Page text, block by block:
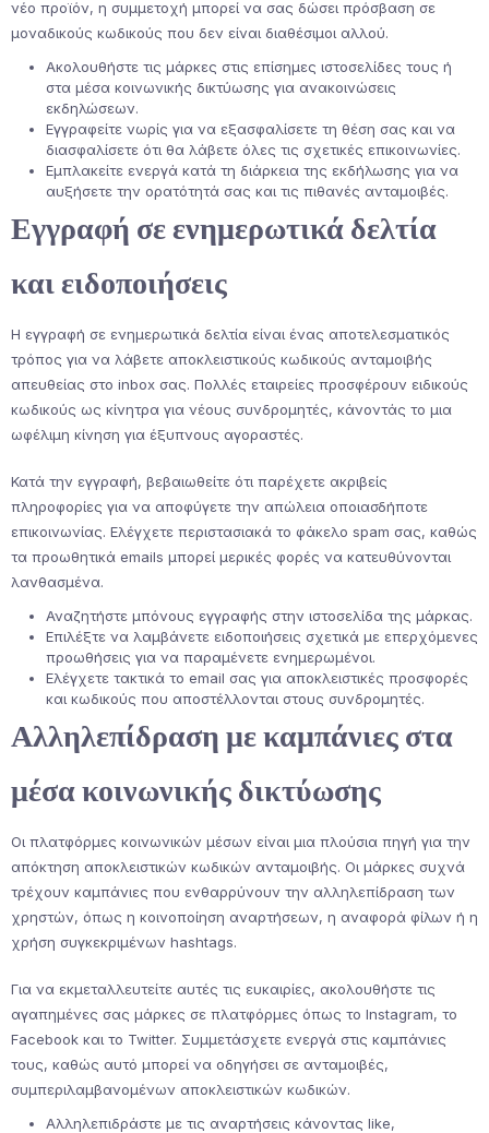
νέο προϊόν, η συμμετοχή μπορεί να σας δώσει πρόσβαση σε
μοναδικούς κωδικούς που δεν είναι διαθέσιμοι αλλού.
Ακολουθήστε τις μάρκες στις επίσημες ιστοσελίδες τους ή
στα μέσα κοινωνικής δικτύωσης για ανακοινώσεις
εκδηλώσεων.
Εγγραφείτε νωρίς για να εξασφαλίσετε τη θέση σας και να
διασφαλίσετε ότι θα λάβετε όλες τις σχετικές επικοινωνίες.
Εμπλακείτε ενεργά κατά τη διάρκεια της εκδήλωσης για να
αυξήσετε την ορατότητά σας και τις πιθανές ανταμοιβές.
Εγγραφή σε ενημερωτικά δελτία
και ειδοποιήσεις
Η εγγραφή σε ενημερωτικά δελτία είναι ένας αποτελεσματικός
τρόπος για να λάβετε αποκλειστικούς κωδικούς ανταμοιβής
απευθείας στο inbox σας. Πολλές εταιρείες προσφέρουν ειδικούς
κωδικούς ως κίνητρα για νέους συνδρομητές, κάνοντάς το μια
ωφέλιμη κίνηση για έξυπνους αγοραστές.
Κατά την εγγραφή, βεβαιωθείτε ότι παρέχετε ακριβείς
πληροφορίες για να αποφύγετε την απώλεια οποιασδήποτε
επικοινωνίας. Ελέγχετε περιστασιακά το φάκελο spam σας, καθώς
τα προωθητικά emails μπορεί μερικές φορές να κατευθύνονται
λανθασμένα.
Αναζητήστε μπόνους εγγραφής στην ιστοσελίδα της μάρκας.
Επιλέξτε να λαμβάνετε ειδοποιήσεις σχετικά με επερχόμενες
προωθήσεις για να παραμένετε ενημερωμένοι.
Ελέγχετε τακτικά το email σας για αποκλειστικές προσφορές
και κωδικούς που αποστέλλονται στους συνδρομητές.
Αλληλεπίδραση με καμπάνιες στα
μέσα κοινωνικής δικτύωσης
Οι πλατφόρμες κοινωνικών μέσων είναι μια πλούσια πηγή για την
απόκτηση αποκλειστικών κωδικών ανταμοιβής. Οι μάρκες συχνά
τρέχουν καμπάνιες που ενθαρρύνουν την αλληλεπίδραση των
χρηστών, όπως η κοινοποίηση αναρτήσεων, η αναφορά φίλων ή η
χρήση συγκεκριμένων hashtags.
Για να εκμεταλλευτείτε αυτές τις ευκαιρίες, ακολουθήστε τις
αγαπημένες σας μάρκες σε πλατφόρμες όπως το Instagram, το
Facebook και το Twitter. Συμμετάσχετε ενεργά στις καμπάνιες
τους, καθώς αυτό μπορεί να οδηγήσει σε ανταμοιβές,
συμπεριλαμβανομένων αποκλειστικών κωδικών.
Αλληλεπιδράστε με τις αναρτήσεις κάνοντας like,